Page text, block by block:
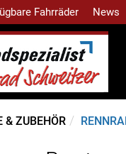
Fahrräder News
& ZUBEHÖR